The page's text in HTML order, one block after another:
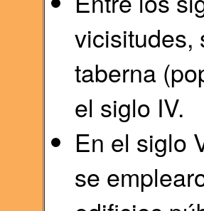
vicisitudes,
taberna
el siglo IV.
En el siglo
se